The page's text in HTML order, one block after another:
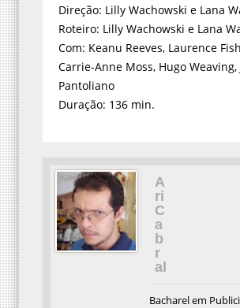
Direção: Lilly Wachowski e Lana
Roteiro: Lilly Wachowski e Lana
Com: Keanu Reeves, Laurence
Carrie-Anne Moss, Hugo Weaving,
Pantoliano
Duração: 136 min.
A
ri
C
a
b
r
al
Bacharel em